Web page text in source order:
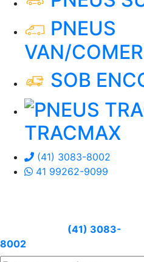
PNEUS
VAN/
SOB
TRACMAX
(41) 3083-8002
41 99262-9099
(41) 3083-
8002